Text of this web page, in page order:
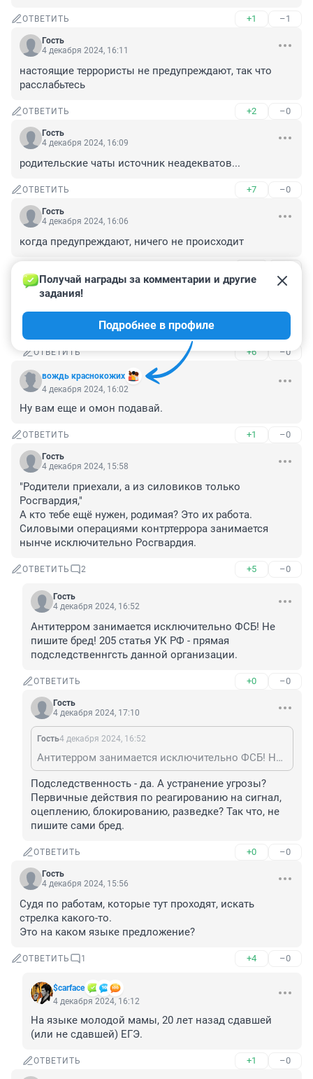
ОТВЕТИТЬ +1 –1
Гость
4 декабря 2024, 16:11
настоящие террористы не предупреждают, так что
расслабьтесь
ОТВЕТИТЬ +2 –0
Гость
4 декабря 2024, 16:09
родительские чаты источник неадекватов...
ОТВЕТИТЬ +7 –0
Гость
4 декабря 2024, 16:06
когда предупреждают, ничего не происходит
Гость
А когда происходит, не предупреждают.
ОТВЕТИТЬ +6 –0
вождь краснокожих
Получай награды за комментарии и другие
задания!
Подробнее в профиле
4 декабря 2024, 16:02
Ну вам еще и омон подавай.
ОТВЕТИТЬ +1 –0
Гость
4 декабря 2024, 15:58
"Родители приехали, а из силовиков только
Росгвардия,"
А кто тебе ещё нужен, родимая? Это их работа.
Силовыми операциями контртеррора занимается
нынче исключительно Росгвардия.
ОТВЕТИТЬ 2 +5 –0
Гость
4 декабря 2024, 16:52
Антитерром занимается исключительно ФСБ! Не
пишите бред! 205 статья УК РФ - прямая
подследственнгсть данной организации.
ОТВЕТИТЬ +0 –0
Гость
4 декабря 2024, 17:10
Гость4 декабря 2024, 16:52
Антитерром занимается исключительно ФСБ! Не пишите бред! 205 статья УК РФ - прямая подследственнгсть данной организации.
Подследственность - да. А устранение угрозы?
Первичные действия по реагированию на сигнал,
оцеплению, блокированию, разведке? Так что, не
пишите сами бред.
ОТВЕТИТЬ +0 –0
Гость
4 декабря 2024, 15:56
Судя по работам, которые тут проходят, искать
стрелка какого-то.
Это на каком языке предложение?
ОТВЕТИТЬ 1 +4 –0
$carface
4 декабря 2024, 16:12
На языке молодой мамы, 20 лет назад сдавшей
(или не сдавшей) ЕГЭ.
ОТВЕТИТЬ +1 –0